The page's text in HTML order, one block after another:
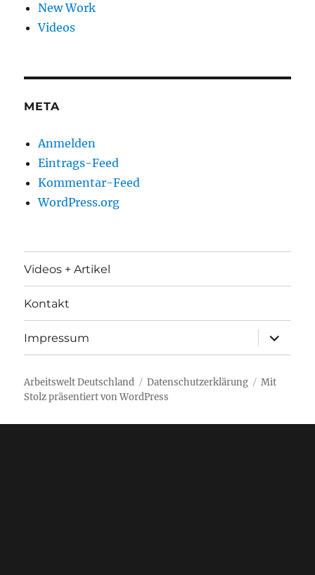
New Work
Videos
META
Anmelden
Eintrags-Feed
Kommentar-Feed
WordPress.org
Videos + Artikel
Kontakt
Impressum
anzeigen
Arbeitswelt Deutschland Datenschutzerklärung
Mit
Stolz präsentiert von WordPress